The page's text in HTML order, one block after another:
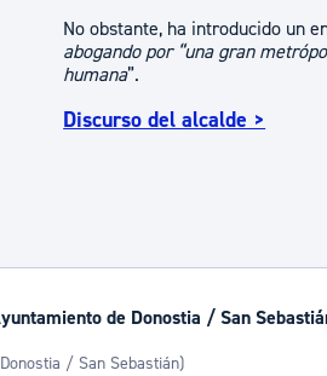
No obstante, ha introducido un
abogando por “una gran
humana”.
Discurso del alcalde >
de Donostia / San
/ San Sebastián)